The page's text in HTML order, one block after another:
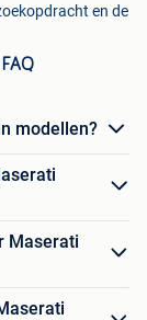
en de
modellen?
Maserati